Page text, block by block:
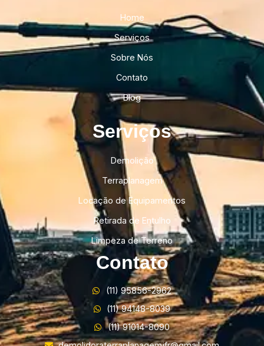
Home
Serviços
Sobre Nós
Contato
Blog
Serviços
Demolição
Terraplanagem
Locação de Equipamentos
Retirada de Entulho
Limpeza de Terreno
Contato
(11) 95856-2962
(11) 94148-8039
(11) 91014-8090